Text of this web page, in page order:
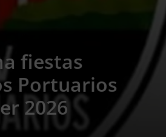
fiestas
Portuarios
2026